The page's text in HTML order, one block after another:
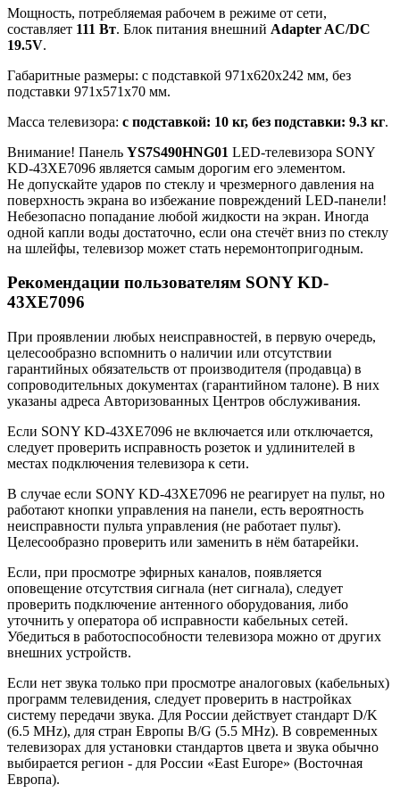
Мощность, потребляемая рабочем в режиме от сети,
составляет 111 Вт. Блок питания внешний Adapter AC/DC
19.5V.
Габаритные размеры: с подставкой 971x620x242 мм, без
подставки 971x571x70 мм.
Масса телевизора: с подставкой: 10 кг, без подставки: 9.3 кг.
Внимание! Панель YS7S490HNG01 LED-телевизора SONY
KD-43XE7096 является самым дорогим его элементом.
Не допускайте ударов по стеклу и чрезмерного давления на
поверхность экрана во избежание повреждений LED-панели!
Небезопасно попадание любой жидкости на экран. Иногда
одной капли воды достаточно, если она стечёт вниз по стеклу
на шлейфы, телевизор может стать неремонтопригодным.
Рекомендации пользователям SONY KD-
43XE7096
При проявлении любых неисправностей, в первую очередь,
целесообразно вспомнить о наличии или отсутствии
гарантийных обязательств от производителя (продавца) в
сопроводительных документах (гарантийном талоне). В них
указаны адреса Авторизованных Центров обслуживания.
Если SONY KD-43XE7096 не включается или отключается,
следует проверить исправность розеток и удлинителей в
местах подключения телевизора к сети.
В случае если SONY KD-43XE7096 не реагирует на пульт, но
работают кнопки управления на панели, есть вероятность
неисправности пульта управления (не работает пульт).
Целесообразно проверить или заменить в нём батарейки.
Если, при просмотре эфирных каналов, появляется
оповещение отсутствия сигнала (нет сигнала), следует
проверить подключение антенного оборудования, либо
уточнить у оператора об исправности кабельных сетей.
Убедиться в работоспособности телевизора можно от других
внешних устройств.
Если нет звука только при просмотре аналоговых (кабельных)
программ телевидения, следует проверить в настройках
систему передачи звука. Для России действует стандарт D/K
(6.5 MHz), для стран Европы B/G (5.5 MHz). В современных
телевизорах для установки стандартов цвета и звука обычно
выбирается регион - для России «East Europe» (Восточная
Европа).